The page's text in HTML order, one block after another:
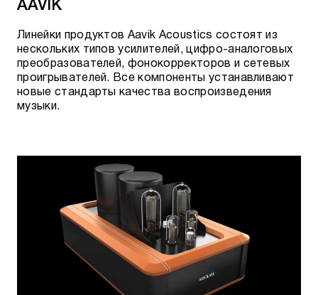
AAVIK
Линейки продуктов Aavik Acoustics состоят из
нескольких типов усилителей, цифро-аналоговых
преобразователей, фонокорректоров и сетевых
проигрывателей. Все компоненты устанавливают
новые стандарты качества воспроизведения
музыки.